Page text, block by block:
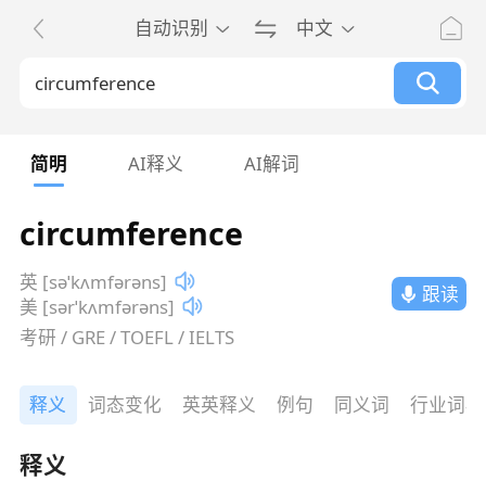
自动识别 中文
简明 AI释义 AI解词
circumference
英 [səˈkʌmfərəns]
美 [sərˈkʌmfərəns]
跟读
考研 / GRE / TOEFL / IELTS
释义 词态变化 英英释义 例句 同义词 行业词典
释义